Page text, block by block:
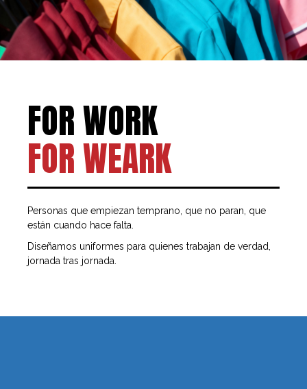
FOR WORK
FOR WEARK
Personas que empiezan temprano, que no paran, que
están cuando hace falta.
Diseñamos uniformes para quienes trabajan de verdad,
jornada tras jornada.